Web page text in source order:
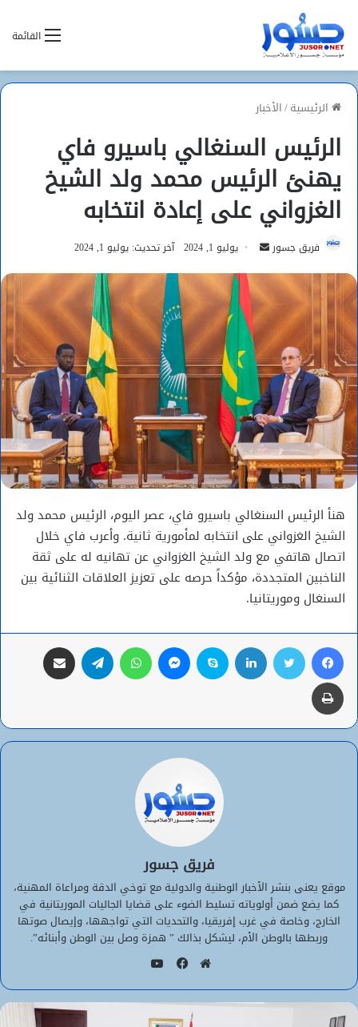
القائمة
الرئيسية/الأخبار
الرئيس السنغالي باسيرو فاي
يهنئ الرئيس محمد ولد الشيخ
الغزواني على إعادة انتخابه
فريق جسور
أرسل
إلكترونيا
يوليو 1, 2024 آخر تحديث: يوليو 1, 2024
هنأ الرئيس السنغالي باسيرو فاي، عصر اليوم، الرئيس محمد ولد
الشيخ الغزواني على انتخابه لمأمورية ثانية. وأعرب فاي خلال
اتصال هاتفي مع ولد الشيخ الغزواني عن تهانيه له على ثقة
الناخبين المتجددة، مؤكداً حرصه على تعزيز العلاقات الثنائية بين
السنغال وموريتانيا.
فيسبوك تويتر لينكدإن سكايب ماسنجر واتساب تيلقرام
طباعة
فريق جسور
موقع يعنى بنشر الأخبار الوطنية والدولية مع توخي الدقة ومراعاة المهنية،
كما يضع ضمن أولوياته تسليط الضوء على قضايا الجاليات الموريتانية في
الخارج، وخاصة في غرب إفريقيا، والتحديات التي تواجهها، وإيصال صوتها
وربطها بالوطن الأم، ليشكل بذالك ” همزة وصل بين الوطن وأبنائه”.
الويب